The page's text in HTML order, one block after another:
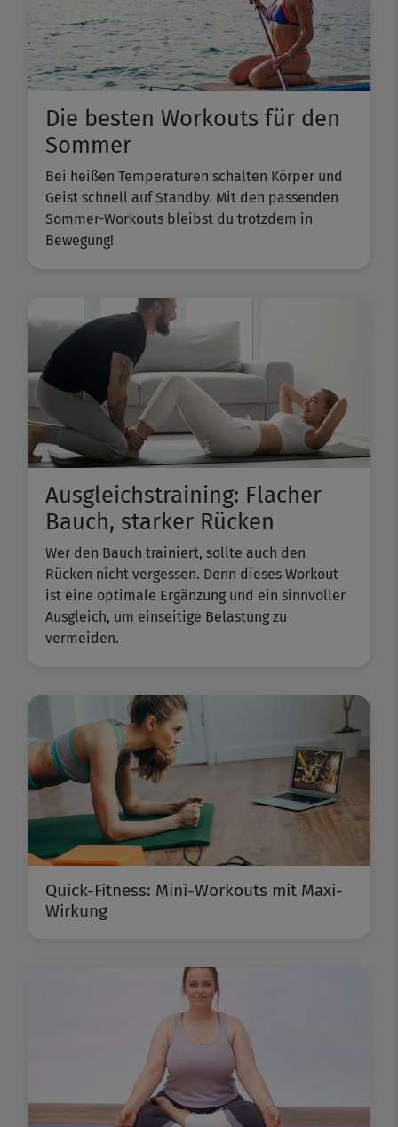
Die besten Workouts für den
Sommer
Bei heißen Temperaturen schalten Körper und
Geist schnell auf Standby. Mit den passenden
Sommer-Workouts bleibst du trotzdem in
Bewegung!
Ausgleichstraining: Flacher
Bauch, starker Rücken
Wer den Bauch trainiert, sollte auch den
Rücken nicht vergessen. Denn dieses Workout
ist eine optimale Ergänzung und ein sinnvoller
Ausgleich, um einseitige Belastung zu
vermeiden.
Quick-Fitness: Mini-Workouts mit Maxi-
Wirkung